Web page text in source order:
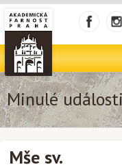
Minulé
Mše sv.